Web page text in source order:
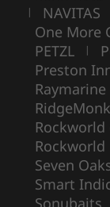
| NAVITAS
One More
PETZL |
Preston
Raymarine
Rockworld
Rockworld
Seven
Smart
Sonubaits